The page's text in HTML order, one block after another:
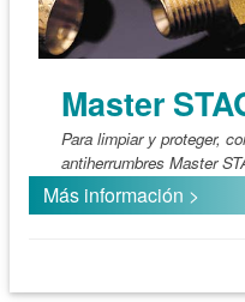
Master
Para limpiar y proteger,
antiherrumbres Master
Más información >